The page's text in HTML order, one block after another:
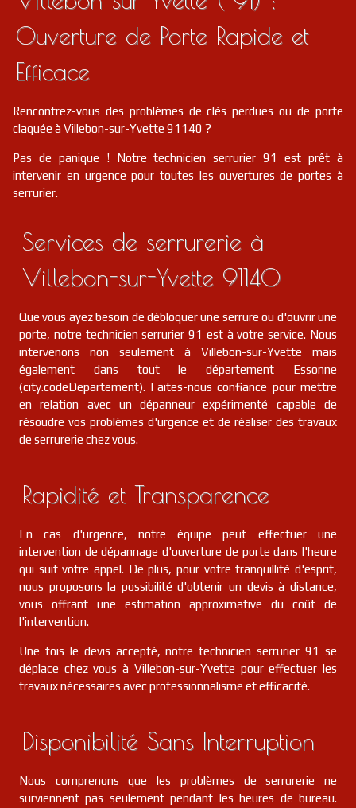
Ouverture de Porte Rapide et
Efficace
Rencontrez-vous des problèmes de clés perdues ou de porte
claquée à Villebon-sur-Yvette 91140 ?
Pas de panique ! Notre technicien serrurier 91 est prêt à
intervenir en urgence pour toutes les ouvertures de portes à
serrurier.
Services de serrurerie à
Villebon-sur-Yvette 91140
Que vous ayez besoin de débloquer une serrure ou d'ouvrir une
porte, notre technicien serrurier 91 est à votre service. Nous
intervenons non seulement à Villebon-sur-Yvette mais
également dans tout le département Essonne
(city.codeDepartement). Faites-nous confiance pour mettre
en relation avec un dépanneur expérimenté capable de
résoudre vos problèmes d'urgence et de réaliser des travaux
de serrurerie chez vous.
Rapidité et Transparence
En cas d'urgence, notre équipe peut effectuer une
intervention de dépannage d'ouverture de porte dans l'heure
qui suit votre appel. De plus, pour votre tranquillité d'esprit,
nous proposons la possibilité d'obtenir un devis à distance,
vous offrant une estimation approximative du coût de
l'intervention.
Une fois le devis accepté, notre technicien serrurier 91 se
déplace chez vous à Villebon-sur-Yvette pour effectuer les
travaux nécessaires avec professionnalisme et efficacité.
Disponibilité Sans Interruption
Nous comprenons que les problèmes de serrurerie ne
surviennent pas seulement pendant les heures de bureau.